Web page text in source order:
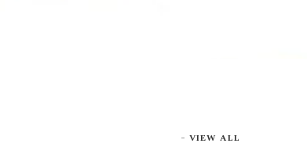
VIEW ALL